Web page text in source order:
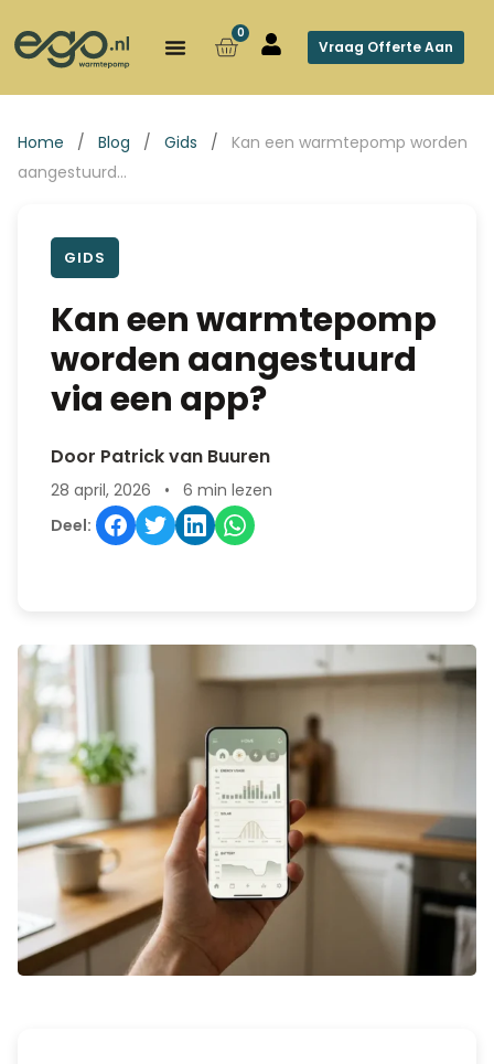
0
Vraag Offerte Aan
Home / Blog / Gids /
Kan een warmtepomp worden
aangestuurd…
GIDS
Kan een warmtepomp
worden aangestuurd
via een app?
Door Patrick van Buuren
28 april, 2026 •
6 min lezen
Deel: